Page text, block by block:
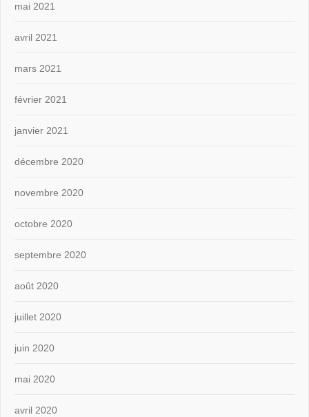
mai 2021
avril 2021
mars 2021
février 2021
janvier 2021
décembre 2020
novembre 2020
octobre 2020
septembre 2020
août 2020
juillet 2020
juin 2020
mai 2020
avril 2020